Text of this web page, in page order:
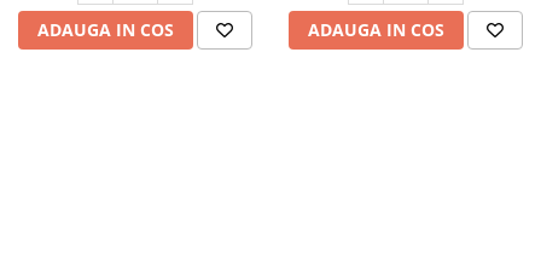
ADAUGA IN COS ADAUGA IN COS